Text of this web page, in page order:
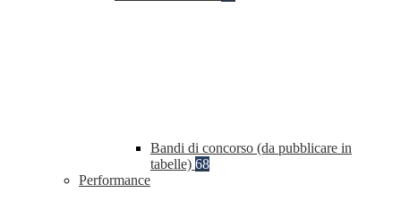
Bandi di concorso (da pubblicare in
tabelle) 68
Performance